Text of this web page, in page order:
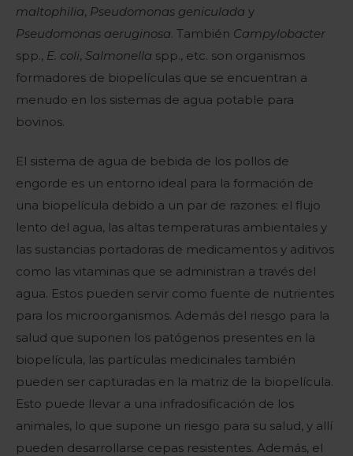
maltophilia, Pseudomonas geniculada y
Pseudomonas aeruginosa. También Campylobacter
spp., E. coli, Salmonella spp., etc. son organismos
formadores de biopelículas que se encuentran a
menudo en los sistemas de agua potable para
bovinos.
El sistema de agua de bebida de los pollos de
engorde es un entorno ideal para la formación de
una biopelícula debido a un par de razones: el flujo
lento del agua, las altas temperaturas ambientales y
las sustancias portadoras de medicamentos y aditivos
como las vitaminas que se administran a través del
agua. Estos pueden servir como fuente de nutrientes
para los microorganismos. Además del riesgo para la
salud que suponen los patógenos presentes en la
biopelícula, las partículas medicinales también
pueden ser capturadas en la matriz de la biopelícula.
Esto puede llevar a una infradosificación de los
animales, lo que supone un riesgo para su salud, y allí
pueden desarrollarse cepas resistentes. Además, el